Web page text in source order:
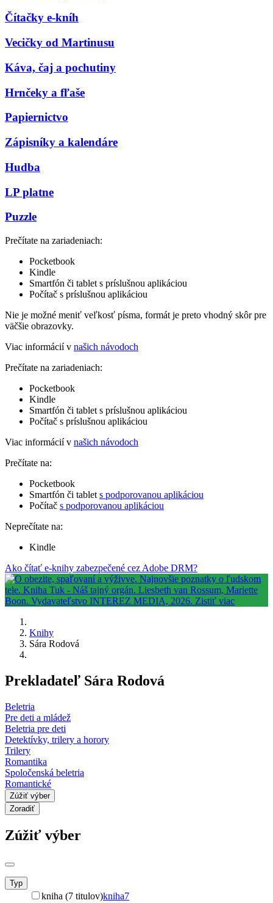
Čítačky e-kníh
Vecičky od Martinusu
Káva, čaj a pochutiny
Hrnčeky a fľaše
Papiernictvo
Zápisníky a kalendáre
Hudba
LP platne
Puzzle
Prečítate na zariadeniach:
Pocketbook
Kindle
Smartfón či tablet s príslušnou aplikáciou
Počítač s príslušnou aplikáciou
Nie je možné meniť veľkosť písma, formát je preto vhodný skôr pre
väčšie obrazovky.
Viac informácií v našich návodoch
Prečítate na zariadeniach:
Pocketbook
Kindle
Smartfón či tablet s príslušnou aplikáciou
Počítač s príslušnou aplikáciou
Viac informácií v našich návodoch
Prečítate na:
Pocketbook
Smartfón či tablet s podporovanou aplikáciou
Počítač s podporovanou aplikáciou
Neprečítate na:
Kindle
Ako čítať e-knihy zabezpečené cez Adobe DRM?
Knihy
Sára Rodová
Prekladateľ Sára Rodová
Beletria
Pre deti a mládež
Beletria pre deti
Detektívky, trilery a horory
Trilery
Romantika
Spoločenská beletria
Romantické
Zúžiť výber
Zoradiť
Zúžiť výber
Typ
kniha (7 titulov)kniha7